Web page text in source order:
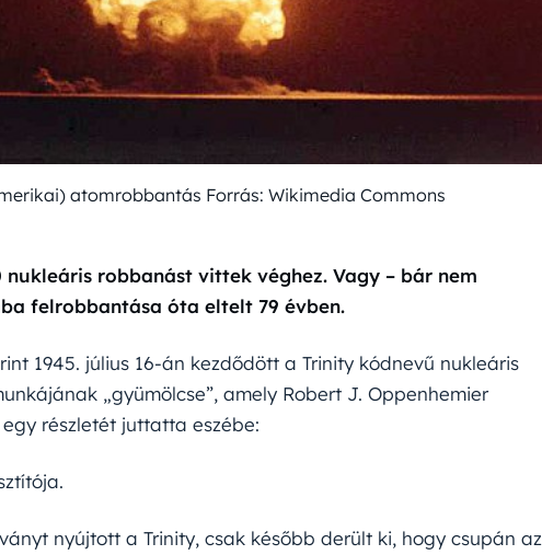
atomrobbantás Forrás: Wikimedia Commons
robbanást vittek véghez. Vagy – bár nem
felrobbantása óta eltelt 79 évben.
1945. július 16-án kezdődött a Trinity kódnevű nukleáris
„gyümölcse”, amely Robert J. Oppenhemier
részletét juttatta eszébe:
nyújtott a Trinity, csak később derült ki, hogy csupán az